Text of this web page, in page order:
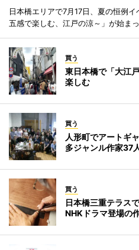
日本橋エリアで7月17日、夏の恒例
五感で楽しむ、江戸の涼～」が始まっ
買う
東日本橋で「大江
楽しむ
買う
人形町でアートギ
多ジャンル作家37
買う
日本橋三重テラス
NHKドラマ登場の